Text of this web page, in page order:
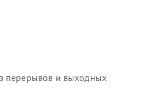
перерывов и выходных